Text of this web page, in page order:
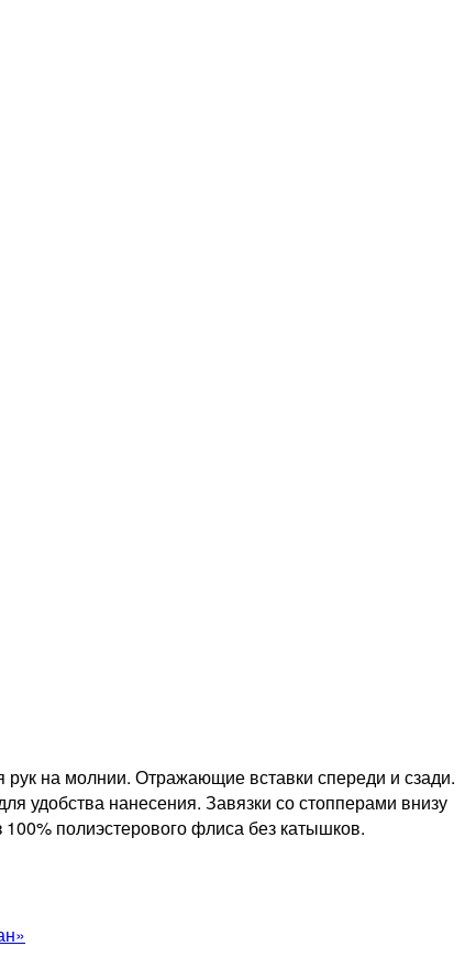
на молнии. Отражающие вставки спереди и сзади.
удобства нанесения. Завязки со стопперами внизу
полиэстерового флиса без катышков.